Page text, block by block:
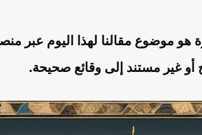
موضوع مقالنا لهذا اليوم عبر
أو غير مستند إلى وقائع صحيحة.